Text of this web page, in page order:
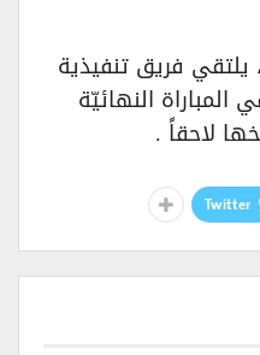
يلتقي فريق تنفيذية
النهائيّة
لاحقاً .
Twitter